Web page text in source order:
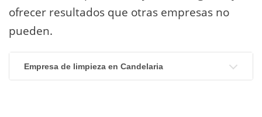
ofrecer resultados que otras empresas no
pueden.
Empresa de limpieza en Candelaria